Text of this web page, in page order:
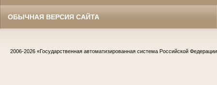
ОБЫЧНАЯ ВЕРСИЯ САЙТА
2006-2026 «Государственная автоматизированная система Российской